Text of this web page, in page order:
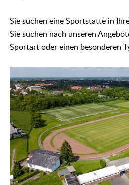
Sie suchen eine Sportstätte in
Sie suchen nach unseren
Sportart oder einen besonderen